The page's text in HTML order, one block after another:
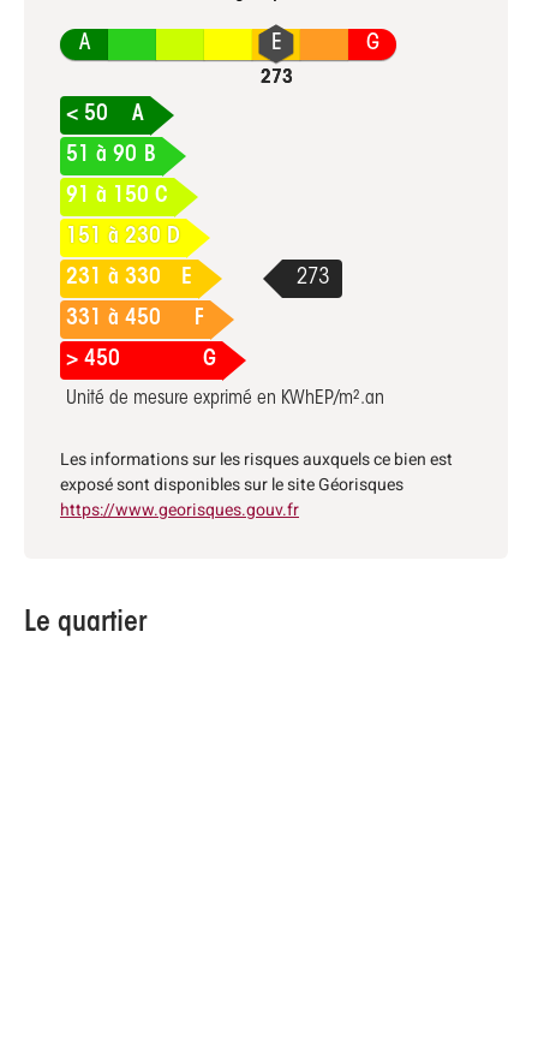
A G
< 50
A
51 à 90 B
91 à 150 C
151 à 230 D
231 à 330
E
331 à 450
F
> 450
G
Unité de mesure exprimé en KWhEP/m².an
Les informations sur les risques auxquels ce bien est
exposé sont disponibles sur le site Géorisques
https://www.georisques.gouv.fr
Le quartier